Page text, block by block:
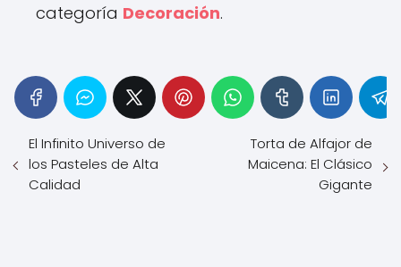
categoría Decoración.
El Infinito Universo de
los Pasteles de Alta
Calidad
Torta de Alfajor de
Maicena: El Clásico
Gigante